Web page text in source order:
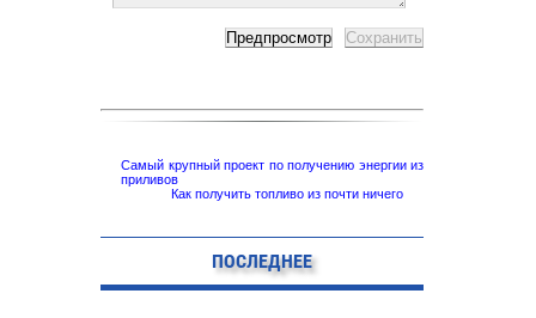
Самый крупный проект по получению энергии из
приливов
Как получить топливо из почти ничего
ПОСЛЕДНЕЕ